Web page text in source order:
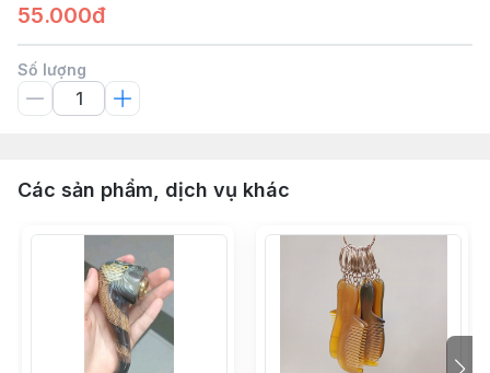
55.000đ
Số lượng
Các sản phẩm, dịch vụ khác